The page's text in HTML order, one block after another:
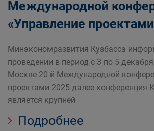
Международной
«Управление
Минэкономразвития Кузбасса
проведении в период с 3 по 5
Москве 20 й Международной
проектами 2025 далее конференция
является крупней
Подробнее